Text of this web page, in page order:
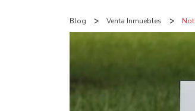
Blog Venta Inmuebles